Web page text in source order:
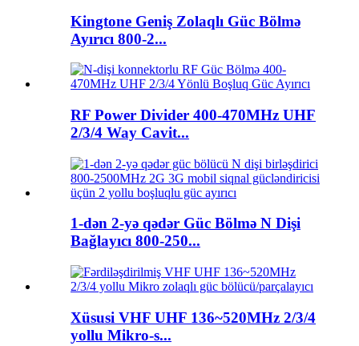
Kingtone Geniş Zolaqlı Güc Bölmə
Ayırıcı 800-2...
RF Power Divider 400-470MHz UHF
2/3/4 Way Cavit...
1-dən 2-yə qədər Güc Bölmə N Dişi
Bağlayıcı 800-250...
Xüsusi VHF UHF 136~520MHz 2/3/4
yollu Mikro-s...